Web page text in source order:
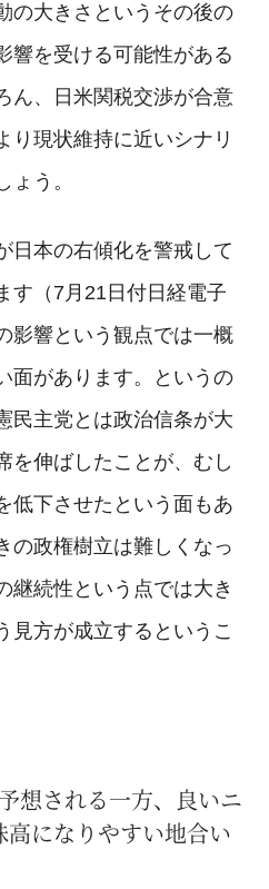
の大きさというその後の
響を受ける可能性がある
ん、日米関税交渉が合意
り現状維持に近いシナリ
ょう。
日本の右傾化を警戒して
す（7月21日付日経電子
影響という観点では一概
面があります。というの
民主党とは政治信条が大
を伸ばしたことが、むし
低下させたという面もあ
の政権樹立は難しくなっ
継続性という点では大き
見方が成立するというこ
想される一方、良いニ
になりやすい地合い